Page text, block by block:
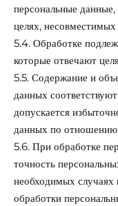
персональные
целях,
5.4. Обработке
которые отвечают
5.5. Содержание и
данных
допускается
данных по отношению
5.6. При обработке
точность
необходимых случаях
обработки